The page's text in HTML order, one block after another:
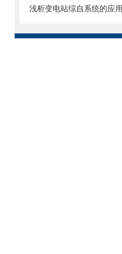
浅析变电站综自系统的应用